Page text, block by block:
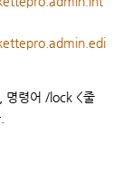
명령어 /lock <줄